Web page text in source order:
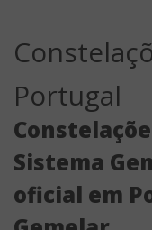
Portugal
Sistema
oficial em